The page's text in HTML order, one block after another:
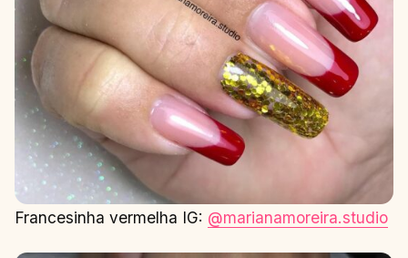
Francesinha vermelha IG: @marianamoreira.studio